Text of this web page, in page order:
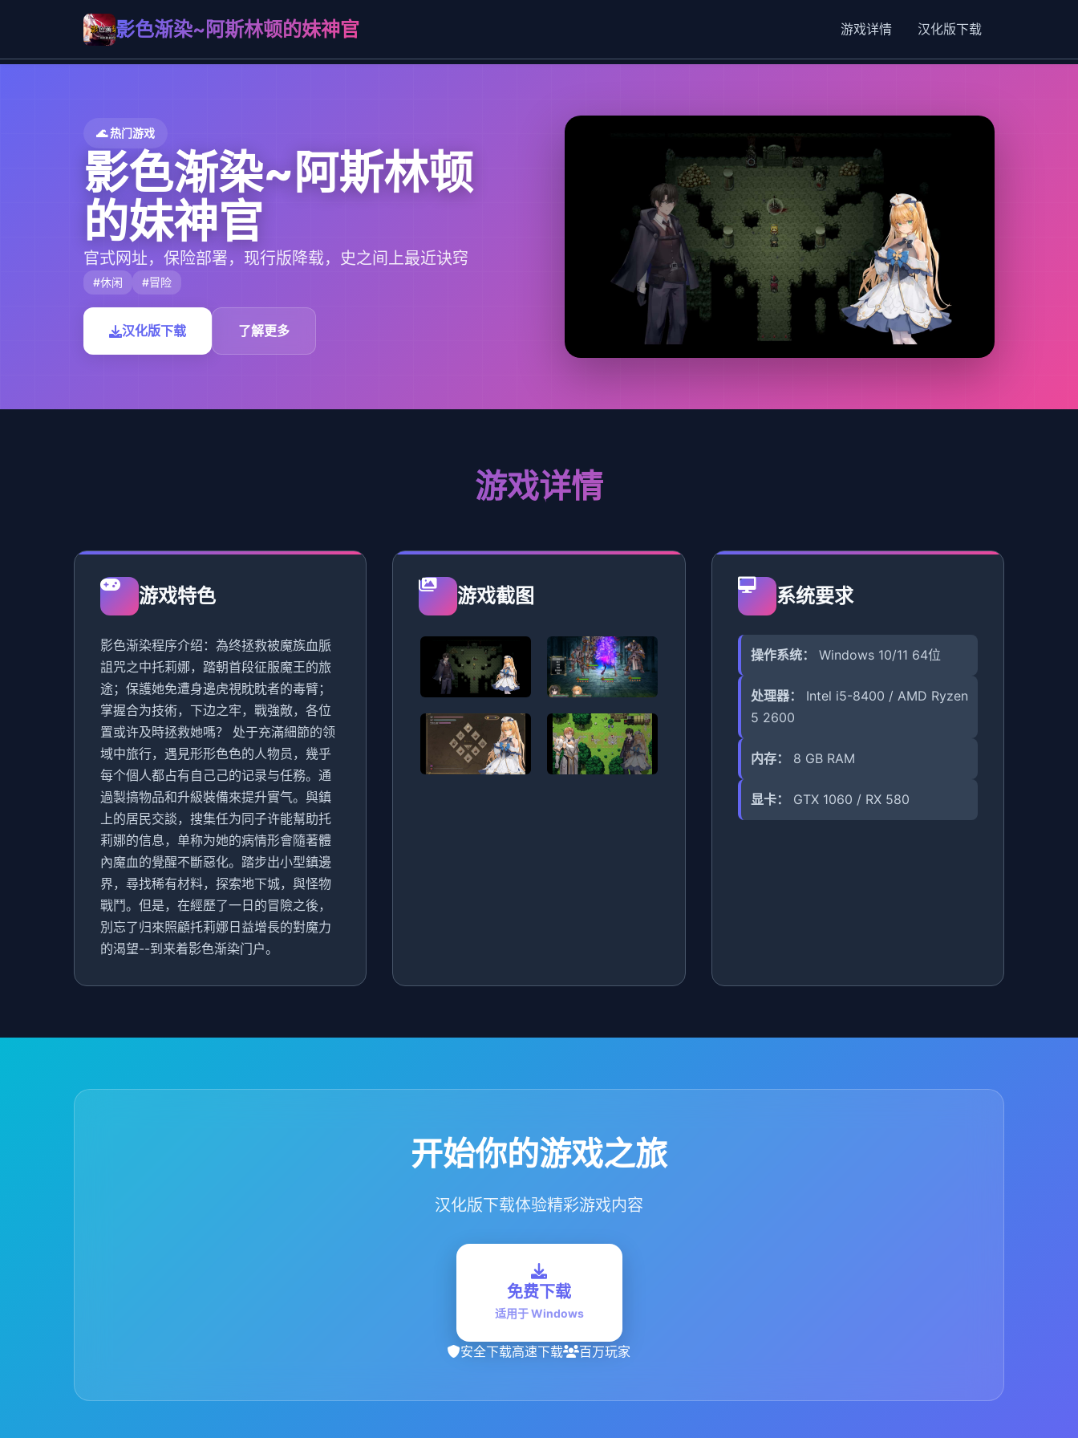
影色渐染~阿斯林顿的妹神官 游戏详情 汉化版下载
🌊 热门游戏
影色渐染~阿斯林顿
的妹神官
官式网址，保险部署，现行版降载，史之间上最近诀窍
#休闲 #冒险
汉化版下载 了解更多
游戏详情
游戏特色
影色渐染程序介绍：為终拯救被魔族血脈
詛咒之中托莉娜，踏朝首段征服魔王的旅
途；保護她免遭身邊虎視眈眈者的毒臂；
掌握合为技術，下边之牢，戰強敵，各位
置或许及時拯救她嗎？ 处于充滿細節的领
域中旅行，遇見形形色色的人物员，幾乎
每个個人都占有自己己的记录与任務。通
過製搞物品和升級裝備來提升實气。與鎮
上的居民交談，搜集任为同子许能幫助托
莉娜的信息，单称为她的病情形會隨著體
內魔血的覺醒不斷惡化。踏步出小型鎮邊
界，尋找稀有材料，探索地下城，與怪物
戰鬥。但是，在經歷了一日的冒險之後，
別忘了归來照顧托莉娜日益增長的對魔力
的渴望--到来着影色渐染门户。
游戏截图 系统要求
操作系统： Windows 10/11 64位
处理器：
Intel i5-8400 / AMD Ryzen
5 2600
内存： 8 GB RAM
显卡： GTX 1060 / RX 580
开始你的游戏之旅
汉化版下载体验精彩游戏内容
免费下载
适用于 Windows
安全下载高速下载 百万玩家